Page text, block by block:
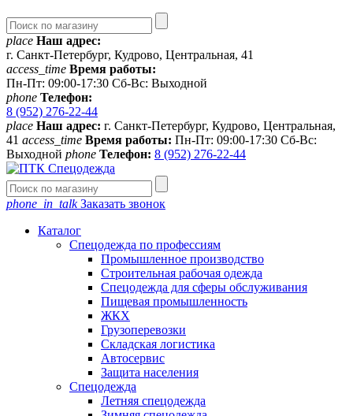
place Наш адрес:
г. Санкт-Петербург, Кудрово, Центральная, 41
access_time Время работы:
Пн-Пт: 09:00-17:30 Сб-Вс: Выходной
phone Телефон:
8 (952) 276-22-44
place Наш адрес: г. Санкт-Петербург, Кудрово, Центральная,
41 access_time Время работы: Пн-Пт: 09:00-17:30 Сб-Вс:
Выходной phone Телефон: 8 (952) 276-22-44
phone_in_talkЗаказать звонок
Каталог
Спецодежда по профессиям
Промышленное производство
Строительная рабочая одежда
Спецодежда для сферы обслуживания
Пищевая промышленность
ЖКХ
Грузоперевозки
Складская логистика
Автосервис
Защита населения
Спецодежда
Летняя спецодежда